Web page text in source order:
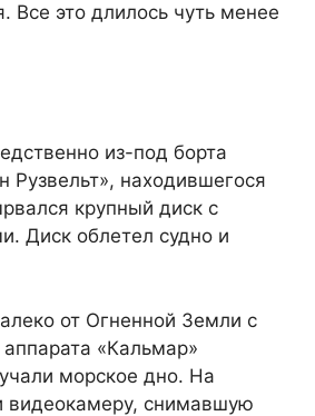
Все это длилось чуть менее
из-под борта
Рузвельт», находившегося
крупный диск с
Диск облетел судно и
от Огненной Земли с
аппарата «Кальмар»
морское дно. На
видеокамеру, снимавшую